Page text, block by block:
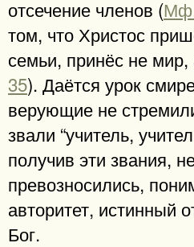
отсечение членов (
том, что Христос
семьи, принёс не
35). Даётся урок
верующие не
звали “учитель,
получив эти звания,
превозносились,
авторитет, истинный
Бог.